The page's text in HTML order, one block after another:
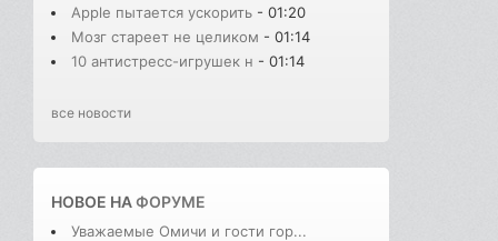
Apple пытается ускорить - 01:20
Мозг стареет не целиком - 01:14
10 антистресс-игрушек н - 01:14
все новости
НОВОЕ НАФОРУМЕ
Уважаемые Омичи и гости гор...